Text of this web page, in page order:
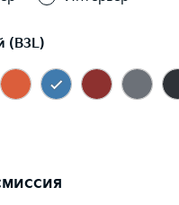
(B3L)